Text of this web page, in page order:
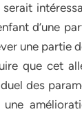
serait
d’une
une partie
que cet
des